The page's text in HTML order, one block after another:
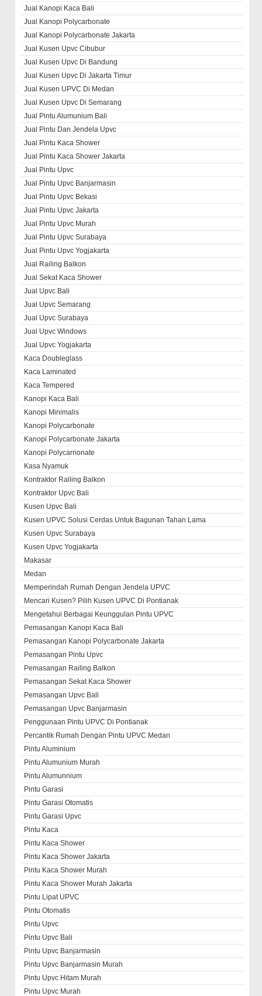
Jual Kanopi Kaca Bali
Jual Kanopi Polycarbonate
Jual Kanopi Polycarbonate Jakarta
Jual Kusen Upvc Cibubur
Jual Kusen Upvc Di Bandung
Jual Kusen Upvc Di Jakarta Timur
Jual Kusen UPVC Di Medan
Jual Kusen Upvc Di Semarang
Jual Pintu Alumunium Bali
Jual Pintu Dan Jendela Upvc
Jual Pintu Kaca Shower
Jual Pintu Kaca Shower Jakarta
Jual Pintu Upvc
Jual Pintu Upvc Banjarmasin
Jual Pintu Upvc Bekasi
Jual Pintu Upvc Jakarta
Jual Pintu Upvc Murah
Jual Pintu Upvc Surabaya
Jual Pintu Upvc Yogjakarta
Jual Railing Balkon
Jual Sekat Kaca Shower
Jual Upvc Bali
Jual Upvc Semarang
Jual Upvc Surabaya
Jual Upvc Windows
Jual Upvc Yogjakarta
Kaca Doubleglass
Kaca Laminated
Kaca Tempered
Kanopi Kaca Bali
Kanopi Minimalis
Kanopi Polycarbonate
Kanopi Polycarbonate Jakarta
Kanopi Polycarnonate
Kasa Nyamuk
Kontraktor Railing Balkon
Kontraktor Upvc Bali
Kusen Upvc Bali
Kusen UPVC Solusi Cerdas Untuk Bagunan Tahan Lama
Kusen Upvc Surabaya
Kusen Upvc Yogjakarta
Makasar
Medan
Memperindah Rumah Dengan Jendela UPVC
Mencari Kusen? Pilih Kusen UPVC Di Pontianak
Mengetahui Berbagai Keunggulan Pintu UPVC
Pemasangan Kanopi Kaca Bali
Pemasangan Kanopi Polycarbonate Jakarta
Pemasangan Pintu Upvc
Pemasangan Railing Balkon
Pemasangan Sekat Kaca Shower
Pemasangan Upvc Bali
Pemasangan Upvc Banjarmasin
Penggunaan Pintu UPVC Di Pontianak
Percantik Rumah Dengan Pintu UPVC Medan
Pintu Aluminium
Pintu Alumunium Murah
Pintu Alumunnium
Pintu Garasi
Pintu Garasi Otomatis
Pintu Garasi Upvc
Pintu Kaca
Pintu Kaca Shower
Pintu Kaca Shower Jakarta
Pintu Kaca Shower Murah
Pintu Kaca Shower Murah Jakarta
Pintu Lipat UPVC
Pintu Otomatis
Pintu Upvc
Pintu Upvc Bali
Pintu Upvc Banjarmasin
Pintu Upvc Banjarmasin Murah
Pintu Upvc Hitam Murah
Pintu Upvc Murah